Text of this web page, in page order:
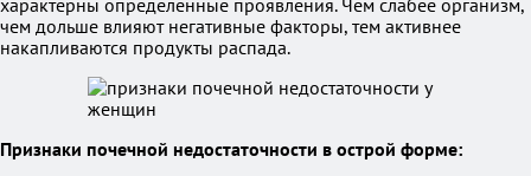
характерны определённые проявления. Чем слабее организм,
чем дольше влияют негативные факторы, тем активнее
накапливаются продукты распада.
Признаки почечной недостаточности в острой форме: